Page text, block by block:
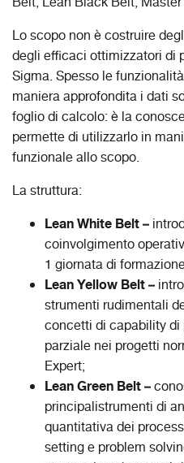
Lo scopo non è costruire
degli efficaci ottimizzatori di
Sigma. Spesso le
maniera approfondita i dati
foglio di calcolo: è la
permette di utilizzarlo in
funzionale allo scopo.
La struttura:
Lean White Belt –
coinvolgimento
1 giornata di
Lean Yellow Belt –
strumenti rudimentali
concetti di capability
parziale nei progetti
Expert;
Lean Green Belt –
principalistrumenti di
quantitativa dei
setting e problem